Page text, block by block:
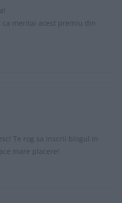
meritai acest premiu din
Te rog sa inscrii blogul in
mare placere!